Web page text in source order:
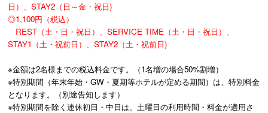
日）、STAY2（日～金・祝日)
◎1,100円（税込）
REST（土・日・祝日）、SERVICE TIME（土・日・祝日）、
STAY1（土・祝前日）、STAY2（土・祝前日)
※金額は2名様までの税込料金です。（1名増の場合50%割増）
※特別期間（年末年始・GW・夏期等ホテルが定める期間）は、特別料金
となります。（別途告知します）
※特別期間を除く連休初日・中日は、土曜日の利用時間・料金が適用さ